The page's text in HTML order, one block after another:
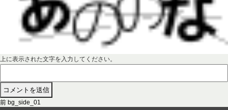
上に表示された文字を入力してください。
投
前 前
bg_side_01